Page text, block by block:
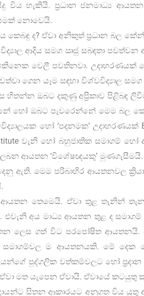
හැකියි. ප්‍රධාන ජනමාධ්‍ය
නොවෙයි.
ද? ඒවා අනිකුත් ප්‍රධාන බල
ආදිය සමග ඍජු සබඳතා පවත්වන
වෙලී පවතිනවා. උදාහරණයක්
ගෙන යෑම සඳහා විශ්වවිද්‍යාල සමග
හිතන්න ඔබට දකුණු අප්‍රිකාව පිළිබඳ
හෝ ඔබට පැවරෙන්නේ මෙම බල
හෝ ‘පදනමක’ උදාහරණයක්
වැනි හෝ බහුජාතික සමාගම්
ලබන ආයතන ‘විශේෂඥයකු’
ඇති. මෙම පරිබාහිර ආයතනවල
ආයතන තෙමෙයි. ඒවා තුළ තැනින්
අය මාධ්‍ය ආයතන තුළ ද සමාගම්
ලෙස ගත් විට පරපෝෂිත ආයතනයි.
ම ආයතනයකි. මේ දෙක
පුද්ගලික වත්කම්වලට හෝ ප්‍රදාන
මත යැපෙන ඒවායි. ඒවායේ කටයුතු
සිතන ආකාරයට අනුගත විය යුතු